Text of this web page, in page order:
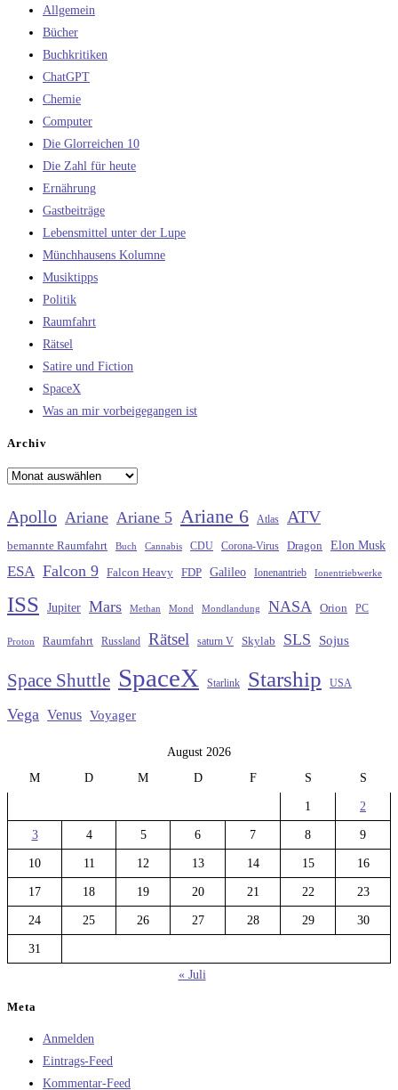
Allgemein
Bücher
Buchkritiken
ChatGPT
Chemie
Computer
Die Glorreichen 10
Die Zahl für heute
Ernährung
Gastbeiträge
Lebensmittel unter der Lupe
Münchhausens Kolumne
Musiktipps
Politik
Raumfahrt
Rätsel
Satire und Fiction
SpaceX
Was an mir vorbeigegangen ist
Archiv
Archiv
Apollo Ariane Ariane 5 Ariane 6 Atlas ATV
bemannte Raumfahrt Buch Cannabis CDU Corona-Virus Dragon Elon Musk
ESA Falcon 9 Falcon Heavy FDP Galileo Ionenantrieb Ionentriebwerke
ISS Jupiter Mars Methan Mond Mondlandung NASA Orion PC
Proton Raumfahrt Russland Rätsel saturn V Skylab SLS Sojus
Space Shuttle SpaceX Starlink Starship USA
Vega Venus Voyager
August 2026
M
D M D F S S
1 2
3 4 5 6 7 8 9
10 11 12 13 14 15 16
17 18 19 20 21 22 23
24 25 26 27 28 29 30
31
« Juli
Meta
Anmelden
Eintrags-Feed
Kommentar-Feed